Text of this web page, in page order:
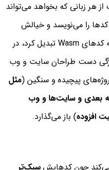
هر زبانی که بخواهد می‌تواند
کدها را می‌نویسد و خیالش
راحت است که وقتی آن‌ها را به کدهای Wasm تبدیل کرد، در
دست طراحان سایت و وب
پیچیده و سنگین (مثل
بعدی وسایت‌ها و وب
افزوده) باز می‌گذارد.